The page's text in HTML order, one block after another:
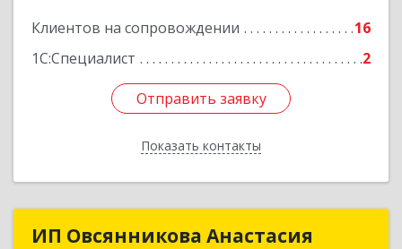
Клиентов на сопровождении
16
1С:Специалист
2
Отправить заявку
Показать контакты
Подробнее
Отправить заявку
Назад
ИП Овсянникова Анастасия
ИП Овсянникова Анастасия